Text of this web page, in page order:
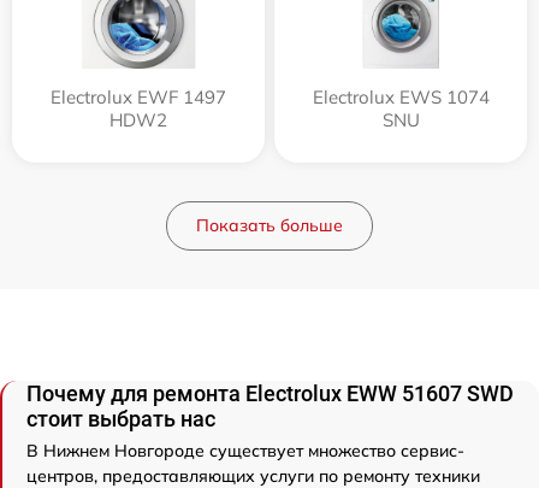
Electrolux EWF 1497
HDW2
Electrolux EWS 1074
SNU
Показать больше
Почему для ремонта Electrolux EWW 51607 SWD
стоит выбрать нас
В Нижнем Новгороде существует множество сервис-
центров, предоставляющих услуги по ремонту техники